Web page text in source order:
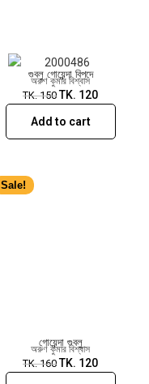
গুবলু গোয়েন্দা বিপদে
অরুণ কুমার বিশ্বাস
TK.150 TK. 120
Add to cart
Sale!
গোয়েন্দা গুবলু
অরুণ কুমার বিশ্বাস
TK.160 TK. 120